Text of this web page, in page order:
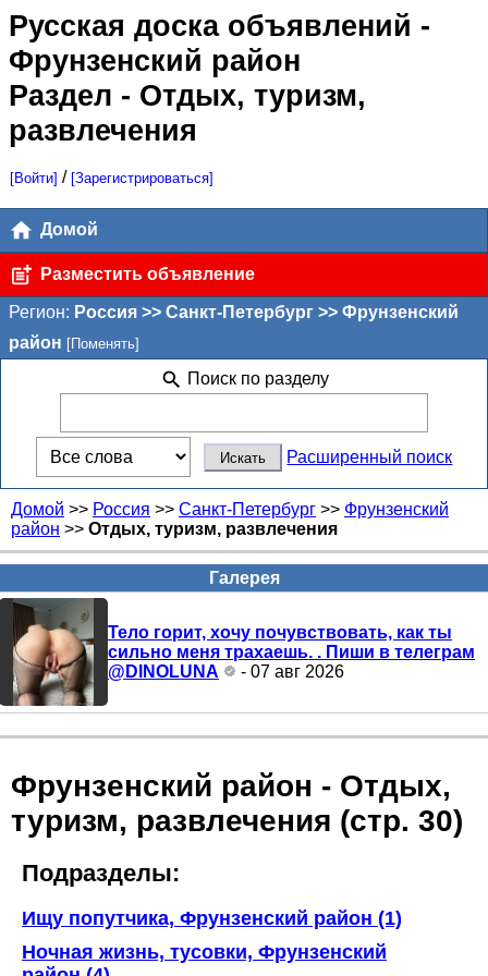
Русская доска объявлений -
Фрунзенский район
Раздел - Отдых, туризм,
развлечения
[Войти] / [Зарегистрироваться]
Домой
Разместить объявление
Регион: Россия >> Санкт-Петербург >> Фрунзенский
район [Поменять]
Поиск по разделу
Расширенный поиск
Домой >> Россия >> Санкт-Петербург >> Фрунзенский
район >> Отдых, туризм, развлечения
Галерея
Тело горит, хочу почувствовать, как ты
сильно меня трахаешь. . Пиши в телеграм
@DINOLUNA
- 07 авг 2026
Фрунзенский район - Отдых,
туризм, развлечения (стр. 30)
Подразделы:
Ищу попутчика, Фрунзенский район (1)
Ночная жизнь, тусовки, Фрунзенский